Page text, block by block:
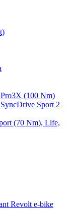
(100 Nm)
Sport 2
(70 Nm), Life,
Revolt e-bike